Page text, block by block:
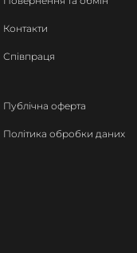
Контакти
Співпраця
Публічна оферта
Політика обробки даних